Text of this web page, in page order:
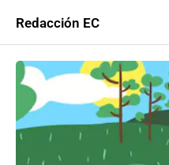
Redacción EC